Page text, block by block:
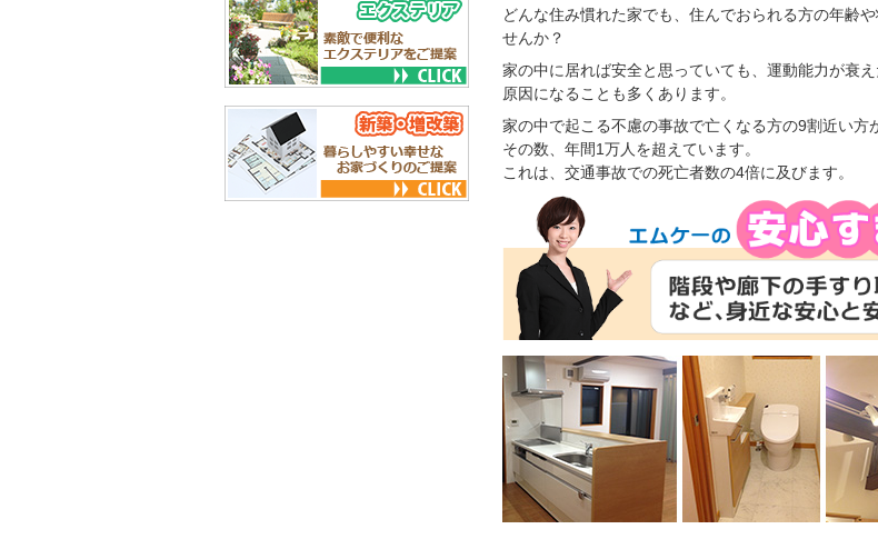
どんな住み慣れた家でも、住んでおられる方の年齢
せんか？
家の中に居れば安全と思っていても、運動能力が衰
原因になることも多くあります。
家の中で起こる不慮の事故で亡くなる方の9割近い方
その数、年間1万人を超えています。
これは、交通事故での死亡者数の4倍に及びます。